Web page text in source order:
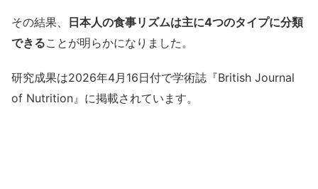
その結果、 日本人の食事リズムは主に4つのタイプに分類
できることが明らかになりました。
研究成果は2026年4月16日付で学術誌『British Journal
of Nutrition』に掲載されています。